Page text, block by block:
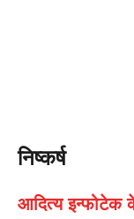
निष्कर्ष
आदित्य